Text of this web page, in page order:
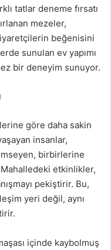
tatlar deneme fırsatı
mezeler,
beğenisini
sunulan ev yapımı
bir deneyim sunuyor.
göre daha sakin
insanlar,
birbirlerine
etkinlikler,
pekiştirir. Bu,
yeri değil, aynı
içinde kaybolmuş